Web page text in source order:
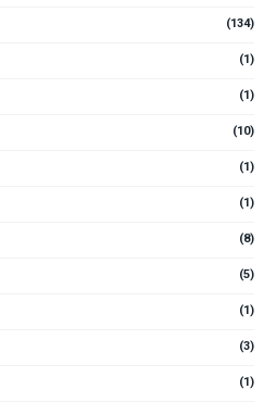
(134)
(1)
(1)
(10)
(1)
(1)
(8)
(5)
(1)
(3)
(1)